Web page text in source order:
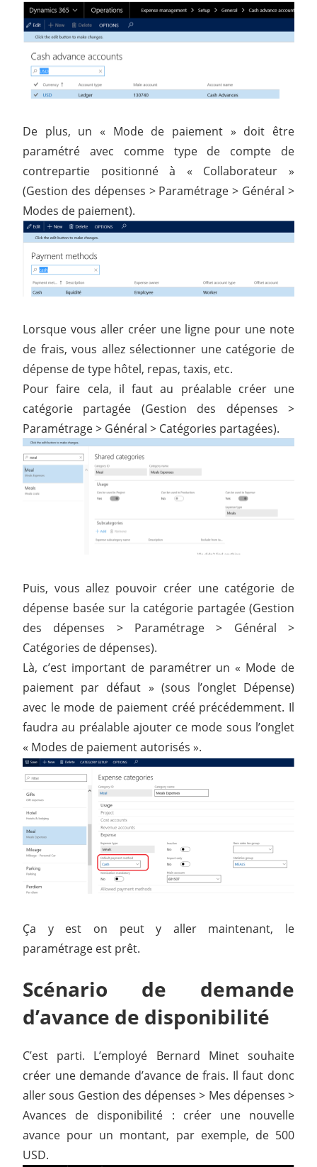
De plus, un « Mode de paiement » doit être
paramétré avec comme type de compte de
contrepartie positionné à « Collaborateur »
(Gestion des dépenses > Paramétrage > Général >
Modes de paiement).
Lorsque vous aller créer une ligne pour une note
de frais, vous allez sélectionner une catégorie de
dépense de type hôtel, repas, taxis, etc.
Pour faire cela, il faut au préalable créer une
catégorie partagée (Gestion des dépenses >
Paramétrage > Général > Catégories partagées).
Puis, vous allez pouvoir créer une catégorie de
dépense basée sur la catégorie partagée (Gestion
des dépenses > Paramétrage > Général >
Catégories de dépenses).
Là, c’est important de paramétrer un « Mode de
paiement par défaut » (sous l’onglet Dépense)
avec le mode de paiement créé précédemment. Il
faudra au préalable ajouter ce mode sous l’onglet
« Modes de paiement autorisés ».
Ça y est on peut y aller maintenant, le
paramétrage est prêt.
Scénario de demande
d’avance de disponibilité
C’est parti. L’employé Bernard Minet souhaite
créer une demande d’avance de frais. Il faut donc
aller sous Gestion des dépenses > Mes dépenses >
Avances de disponibilité : créer une nouvelle
avance pour un montant, par exemple, de 500
USD.